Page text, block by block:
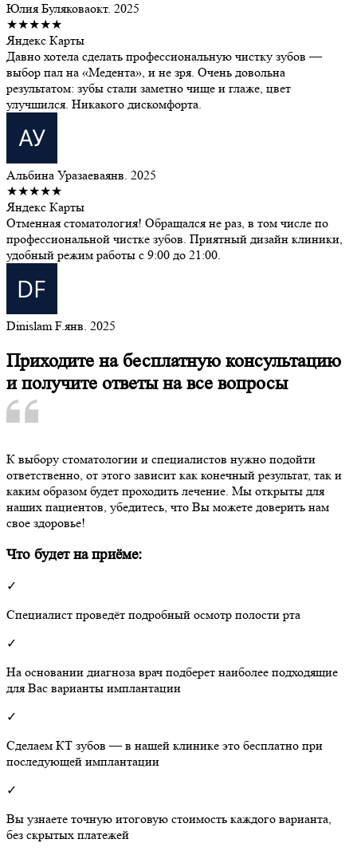
Юлия Буляковаокт. 2025
★★★★★
Яндекс Карты
Давно хотела сделать профессиональную чистку зубов —
выбор пал на «Медента», и не зря. Очень довольна
результатом: зубы стали заметно чище и глаже, цвет
улучшился. Никакого дискомфорта.
Альбина Уразаеваянв. 2025
★★★★★
Яндекс Карты
Отменная стоматология! Обращался не раз, в том числе по
профессиональной чистке зубов. Приятный дизайн клиники,
удобный режим работы с 9:00 до 21:00.
Dinislam F.янв. 2025
Приходите на бесплатную консультацию
и получите ответы на все вопросы
К выбору стоматологии и специалистов нужно подойти
ответственно, от этого зависит как конечный результат, так и
каким образом будет проходить лечение. Мы открыты для
наших пациентов, убедитесь, что Вы можете доверить нам
свое здоровье!
Что будет на приёме:
✓
Специалист проведёт подробный осмотр полости рта
✓
На основании диагноза врач подберет наиболее подходящие
для Вас варианты имплантации
✓
Сделаем КТ зубов — в нашей клинике это бесплатно при
последующей имплантации
✓
Вы узнаете точную итоговую стоимость каждого варианта,
без скрытых платежей